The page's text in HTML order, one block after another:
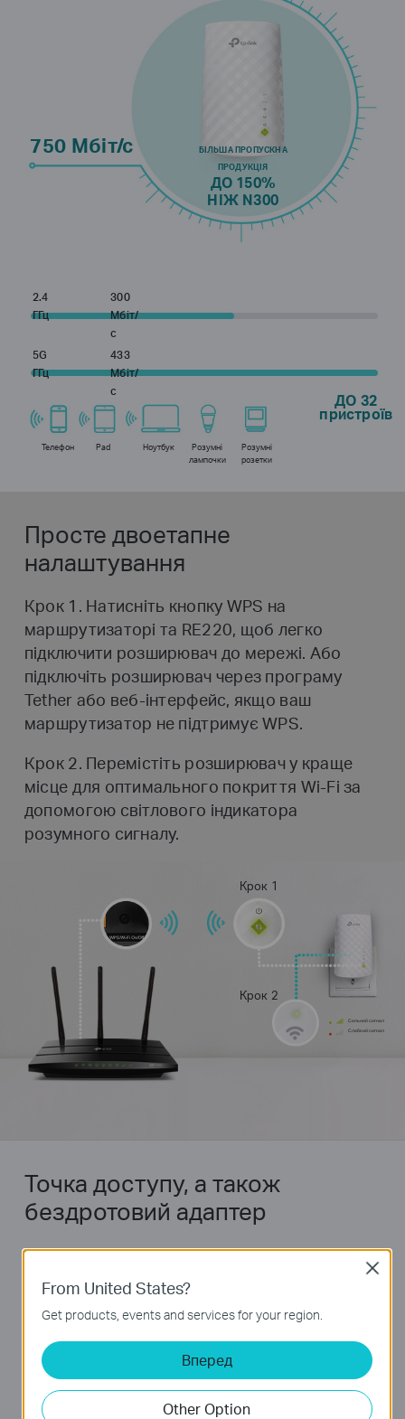
2.4
ГГц
300
Мбіт/
с
5G
ГГц
433
Мбіт/
с
Телефон Pad Ноутбук
Розумні
лампочки
Розумні
розетки
750 Мбіт/с
ДО 32
пристроїв
БІЛЬША ПРОПУСКНА
ПРОДУКЦІЯ
ДО 150%
НІЖ N300
Просте двоетапне
налаштування
Крок 1. Натисніть кнопку WPS на
маршрутизаторі та RE220, щоб легко
підключити розширювач до мережі. Або
підключіть розширювач через програму
Tether або веб-інтерфейс, якщо ваш
маршрутизатор не підтримує WPS.
Крок 2. Перемістіть розширювач у краще
місце для оптимального покриття Wi-Fi за
допомогою світлового індикатора
розумного сигналу.
Крок 1
Крок 2
Сильний сигнал
Слабкий сигнал
Точка доступу, а також
бездротовий адаптер
Порт Ethernet RE220 може легко
перетворити ваше дротове підключення до
також може працювати як бездротовий
адаптер для підключення дротових
пристроїв.
From United States?
Get products, events and services for your region.
Вперед
Other Option
Close